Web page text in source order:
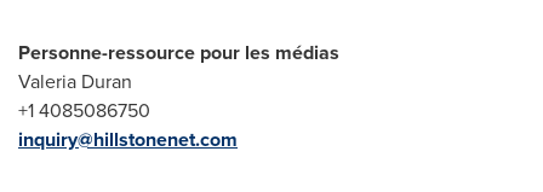
Personne-ressource pour les médias
Valeria Duran
+1 4085086750
inquiry@hillstonenet.com